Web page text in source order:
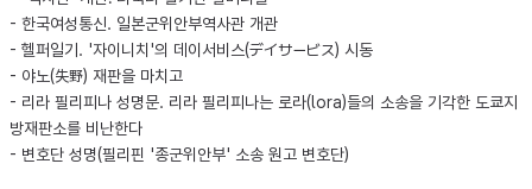
- 한국여성통신. 일본군위안부역사관 개관
- 헬퍼일기. '자이니치'의 데이서비스(デイサービス) 시동
- 야노(失野) 재판을 마치고
- 리라 필리피나 성명문. 리라 필리피나는 로라(lora)들의 소송을 기각한 도쿄지
방재판소를 비난한다
- 변호단 성명(필리핀 '종군위안부' 소송 원고 변호단)